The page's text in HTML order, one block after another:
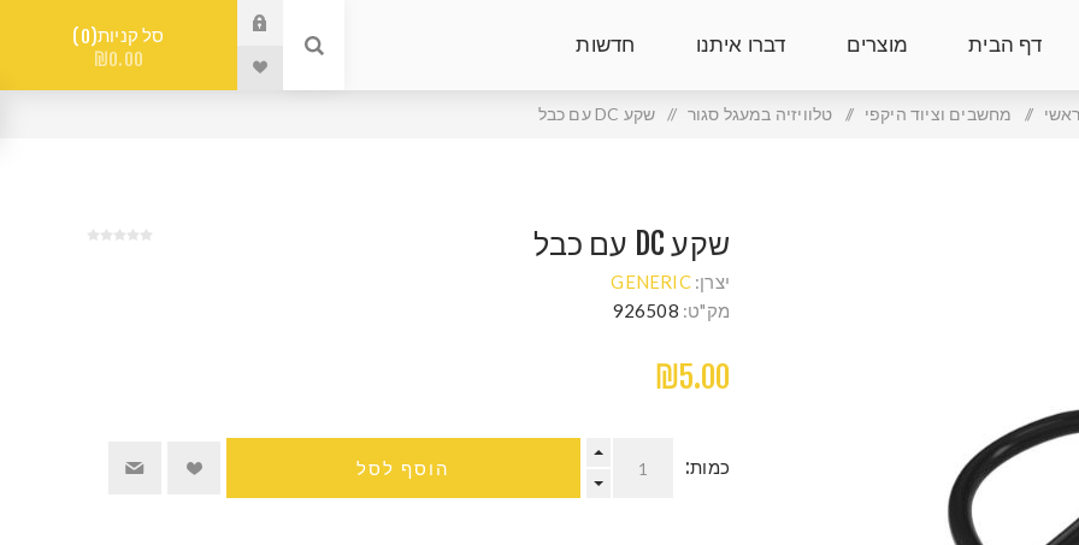
דף הבית מוצרים דברו איתנו חדשות סל קניות 0
₪0.00
/ מחשבים וציוד היקפי / טלוויזיה במעגל סגור / שקע DC עם כבל
שקע DC עם כבל
יצרן: GENERIC
מק"ט: 926508
₪5.00
כמות: הוסף לסל